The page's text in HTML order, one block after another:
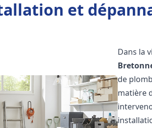
et
Dans la
de
matière